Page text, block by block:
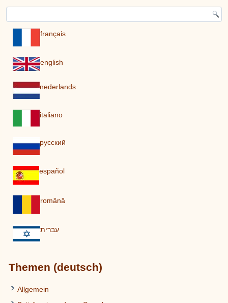
français
english
nederlands
italiano
pусский
español
românâ
עברית
Themen (deutsch)
Allgemein